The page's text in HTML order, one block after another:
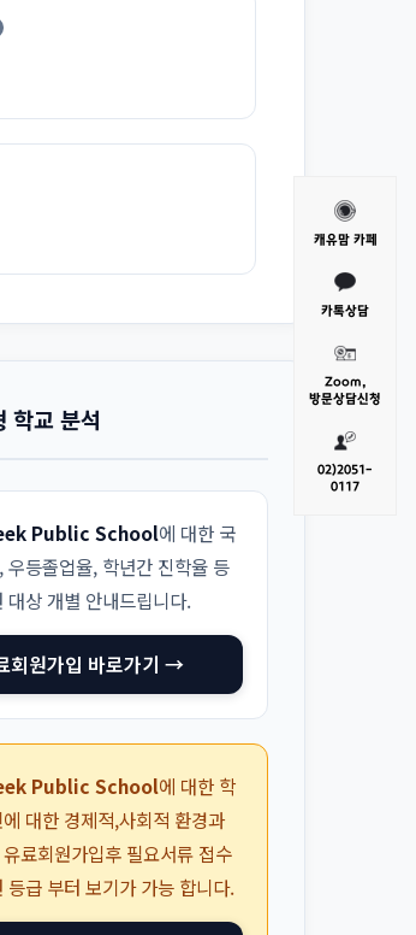
학교 분석
Public School에 대한 국
우등졸업율, 학년간 진학율 등
대상 개별 안내드립니다.
회원가입 바로가기 →
Public School에 대한 학
대한 경제적,사회적 환경과
료회원가입후 필요서류 접수
등급 부터 보기가 가능 합니다.
캐유맘 카페
카톡상담
Zoom,
방문상담신청
02)2051-
0117